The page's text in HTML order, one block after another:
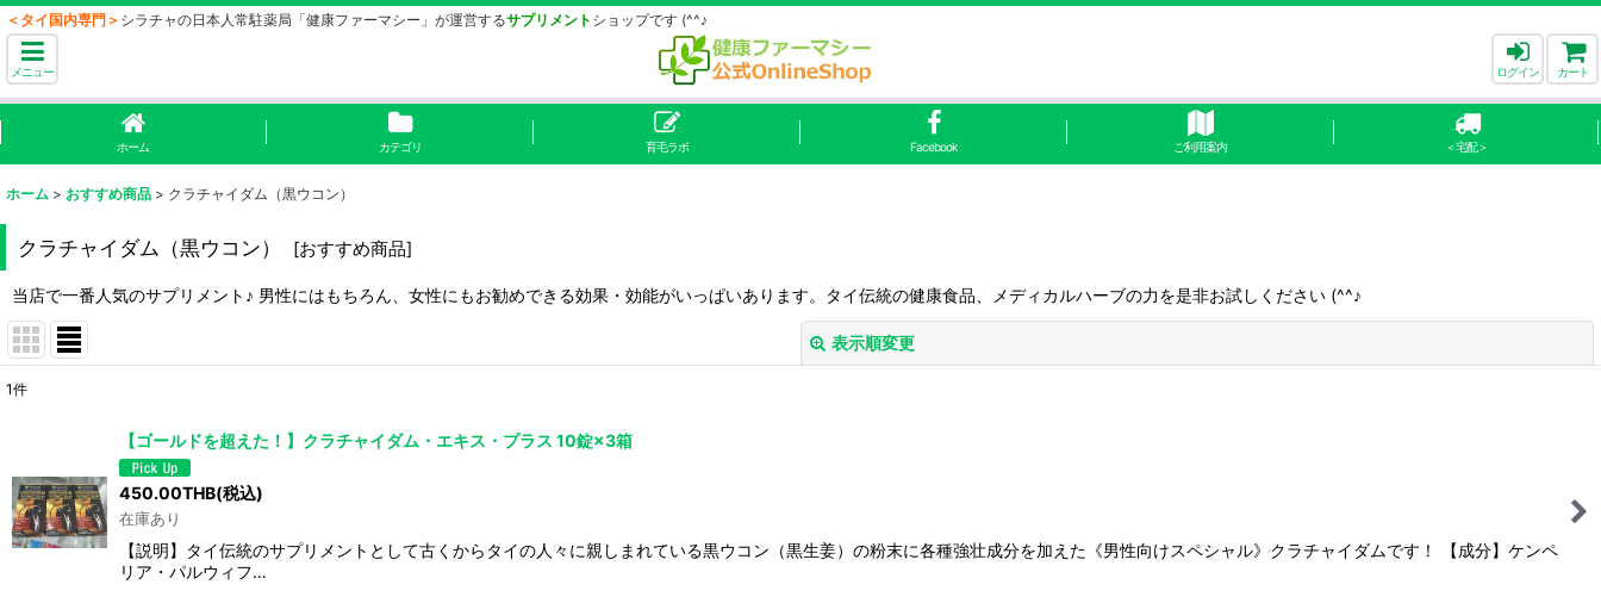
＜タイ国内専門＞ シラチャの日本人常駐薬局「健康ファーマシー」が運営するサプリメント ショップです (^^♪
メニュー ログイン カート
ホーム カテゴリ 育毛ラボ Facebook ご利用案内 ＜宅配＞
ホーム > おすすめ商品 > クラチャイダム（黒ウコン）
クラチャイダム（黒ウコン） [おすすめ商品]
当店で一番人気のサプリメント♪ 男性にはもちろん、女性にもお勧めできる効果・効能がいっぱいあります。タイ伝統の健康食品、メディカルハーブの力を是非お試しください (^^♪
表示順変更
並び順:
絞り込む
1件
【ゴールドを超えた！】クラチャイダム・エキス・プラス 10錠×3箱
450.00THB(税込)
在庫あり
【説明】タイ伝統のサプリメントとして古くからタイの人々に親しまれている黒ウコン（黒生姜）の粉末に各種強壮成分を加えた《男性向けスペシャル》クラチャイダムです！ 【成分】ケンペ
リア・パルウィフ…